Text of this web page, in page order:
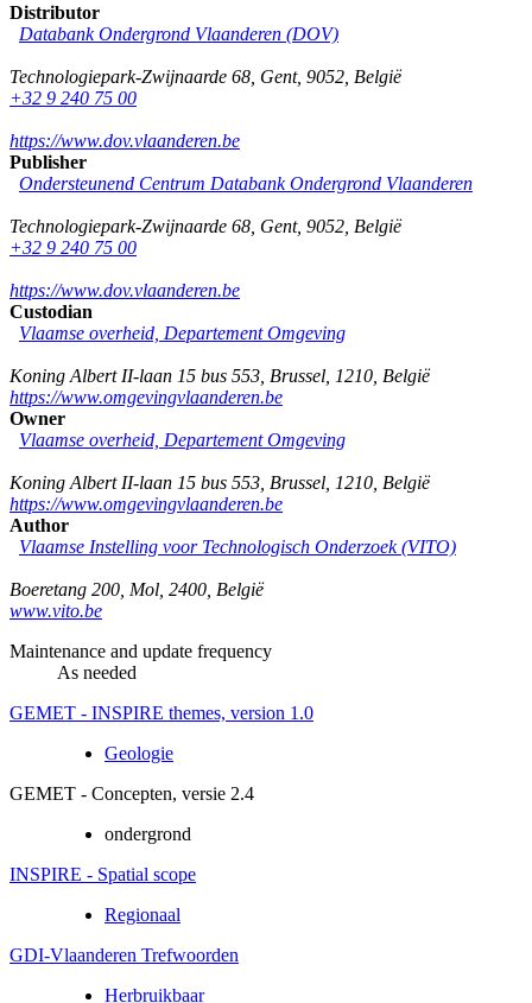
Distributor
Databank Ondergrond Vlaanderen (DOV)
Technologiepark-Zwijnaarde 68 Gent, 9052 België
+32 9 240 75 00
https://www.dov.vlaanderen.be
Publisher
Ondersteunend Centrum Databank Ondergrond Vlaanderen
Technologiepark-Zwijnaarde 68 Gent, 9052 België
+32 9 240 75 00
https://www.dov.vlaanderen.be
Custodian
Vlaamse overheid, Departement Omgeving
Koning Albert II-laan 15 bus 553 Brussel 1210 België
https://www.omgevingvlaanderen.be
Owner
Vlaamse overheid, Departement Omgeving
Koning Albert II-laan 15 bus 553 Brussel 1210 België
https://www.omgevingvlaanderen.be
Author
Vlaamse Instelling voor Technologisch Onderzoek (VITO)
Boeretang 200 Mol 2400 België
www.vito.be
Maintenance and update frequency
As needed
GEMET - INSPIRE themes, version 1.0
Geologie
GEMET - Concepten, versie 2.4
ondergrond
INSPIRE - Spatial scope
Regionaal
GDI-Vlaanderen Trefwoorden
Herbruikbaar